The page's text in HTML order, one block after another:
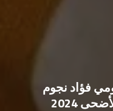
فؤاد نجوم
2024